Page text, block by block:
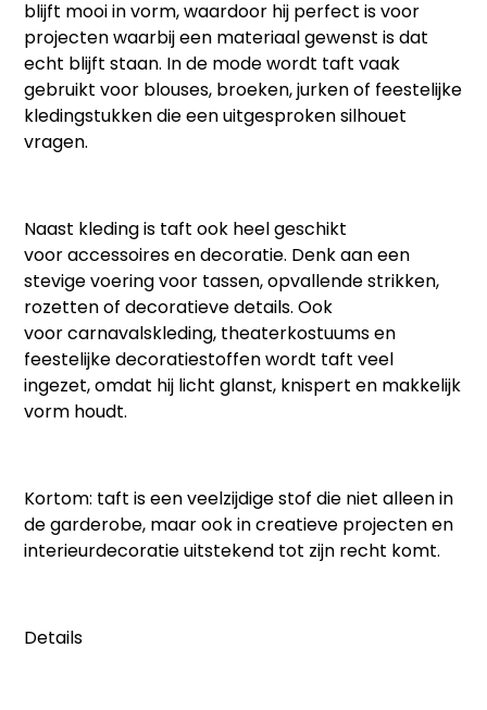
blijft mooi in vorm, waardoor hij perfect is voor
projecten waarbij een materiaal gewenst is dat
echt blijft staan. In de mode wordt taft vaak
gebruikt voor blouses, broeken, jurken of feestelijke
kledingstukkendie een uitgesproken silhouet
vragen.
Naast kleding is taft ook heel geschikt
vooraccessoires en decoratie. Denk aan een
stevigevoering voor tassen, opvallende strikken,
rozetten of decoratieve details. Ook
voorcarnavalskleding, theaterkostuums en
feestelijke decoratiestoffenwordt taft veel
ingezet, omdat hij licht glanst, knispert en makkelijk
vorm houdt.
Kortom: taft is een veelzijdige stof die niet alleen in
de garderobe, maar ook in creatieve projecten en
interieurdecoratie uitstekend tot zijn recht komt.
Details